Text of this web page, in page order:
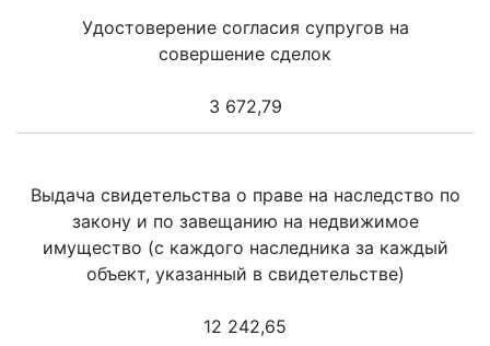
Удостоверение согласия супругов на
совершение сделок
3 672,79
Выдача свидетельства о праве на наследство по
закону и по завещанию на недвижимое
имущество (с каждого наследника за каждый
объект, указанный в свидетельстве)
12 242,65